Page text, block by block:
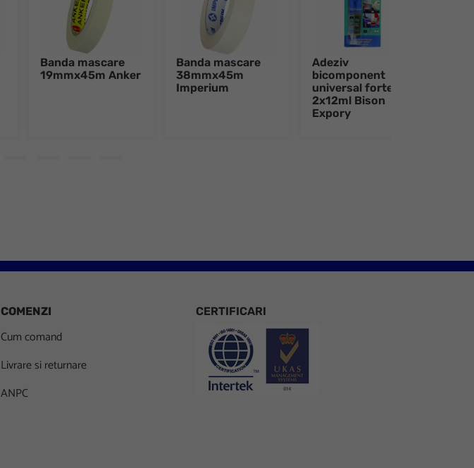
Banda mascare
19mmx45m Anker
Banda mascare
38mmx45m
Imperium
Adeziv
bicomponent
universal forte
2x12ml Bison
Expory
COMENZI
Cum comand
Livrare si returnare
ANPC
CERTIFICARI